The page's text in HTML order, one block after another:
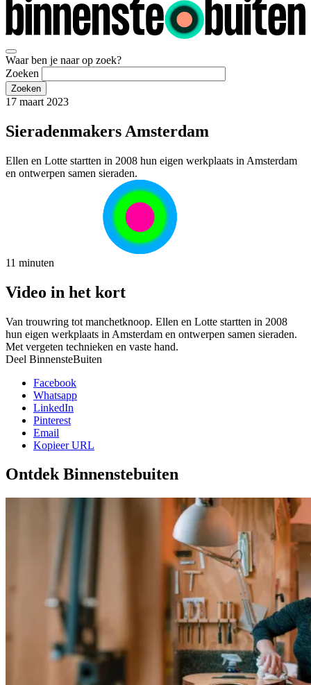
Waar ben je naar op zoek?
Zoeken
17 maart 2023
Sieradenmakers Amsterdam
Ellen en Lotte startten in 2008 hun eigen werkplaats in Amsterdam
en ontwerpen samen sieraden.
11 minuten
Video in het kort
Van trouwring tot manchetknoop. Ellen en Lotte startten in 2008
hun eigen werkplaats in Amsterdam en ontwerpen samen sieraden.
Met vergeten technieken en vaste hand.
Deel BinnensteBuiten
Facebook
Whatsapp
LinkedIn
Pinterest
Email
Kopieer URL
Ontdek Binnenstebuiten